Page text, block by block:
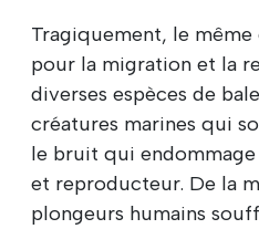
Tragiquement, le
pour la migration et la
diverses espèces de
créatures marines qui
le bruit qui
et reproducteur. De la
plongeurs humains